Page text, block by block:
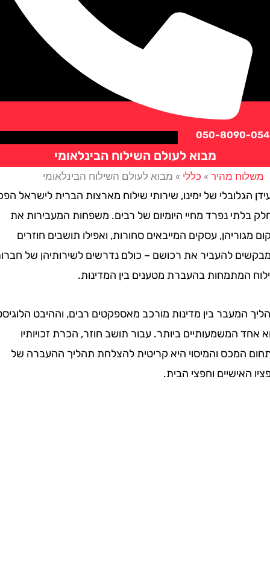
050-
מבוא לעולם השילוח הבינלאומי
מהיר »כללי »מבוא לעולם השילוח הבינלאומי
של ימינו, שירותי שילוח מארצות הברית לישראל הפכו
נפרד מחיי היומיום של רבים. משפחות המעבירות את
עסקים המייבאים סחורות, ואפילו תושבים חוזרים
להעביר את רכושם – כולם נדרשים לשירותיהן של חברות
בהעברת מטענים בין המדינות.
בין מדינות מורכב מאספקטים רבים, וההיבט הלוגיסטי
המשמעותיים ביותר. עבור תושב חוזר, הכרת זכויותיו
והמיסוי היא קריטית להצלחת תהליך ההעברה של
וחפצי הבית.